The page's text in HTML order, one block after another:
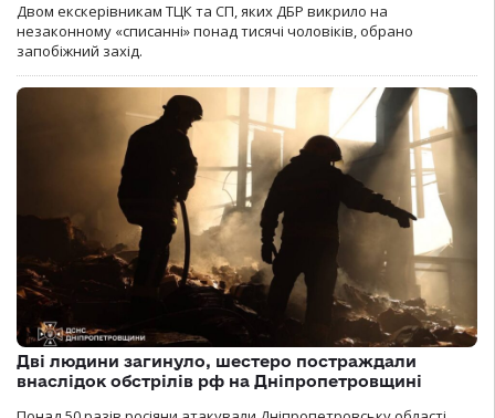
Двом екскерівникам ТЦК та СП, яких ДБР викрило на
незаконному «списанні» понад тисячі чоловіків, обрано
запобіжний захід.
Дві людини загинуло, шестеро постраждали
внаслідок обстрілів рф на Дніпропетровщині